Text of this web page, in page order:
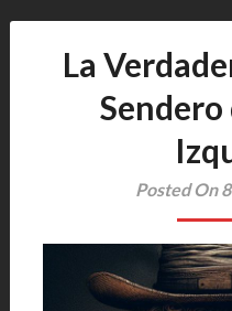
La
Posted On